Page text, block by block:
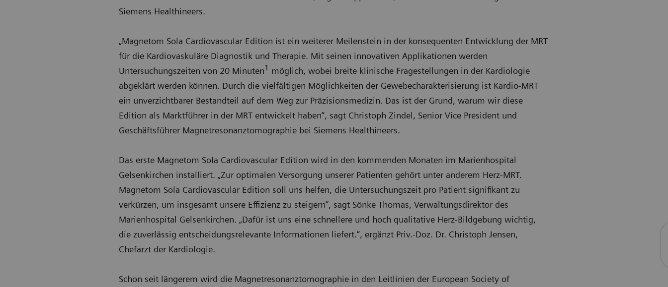
Siemens Healthineers.
„Magnetom Sola Cardiovascular Edition ist ein weiterer Meilenstein in der konsequenten Entwicklung der MRT
für die Kardiovaskuläre Diagnostik und Therapie. Mit seinen innovativen Applikationen werden
Untersuchungszeiten von 20 Minuten1 möglich, wobei breite klinische Fragestellungen in der Kardiologie
abgeklärt werden können. Durch die vielfältigen Möglichkeiten der Gewebecharakterisierung ist Kardio-MRT
ein unverzichtbarer Bestandteil auf dem Weg zur Präzisionsmedizin. Das ist der Grund, warum wir diese
Edition als Marktführer in der MRT entwickelt haben“, sagt Christoph Zindel, Senior Vice President und
Geschäftsführer Magnetresonanztomographie bei Siemens Healthineers.
Das erste Magnetom Sola Cardiovascular Edition wird in den kommenden Monaten im Marienhospital
Gelsenkirchen installiert. „Zur optimalen Versorgung unserer Patienten gehört unter anderem Herz-MRT.
Magnetom Sola Cardiovascular Edition soll uns helfen, die Untersuchungszeit pro Patient signifikant zu
verkürzen, um insgesamt unsere Effizienz zu steigern“, sagt Sönke Thomas, Verwaltungsdirektor des
Marienhospital Gelsenkirchen. „Dafür ist uns eine schnellere und hoch qualitative Herz-Bildgebung wichtig,
die zuverlässig entscheidungsrelevante Informationen liefert.“, ergänzt Priv.-Doz. Dr. Christoph Jensen,
Chefarzt der Kardiologie.
Schon seit längerem wird die Magnetresonanztomographie in den Leitlinien der European Society of